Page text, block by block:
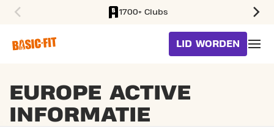
1700+ Clubs
LID WORDEN
EUROPE ACTIVE
INFORMATIE